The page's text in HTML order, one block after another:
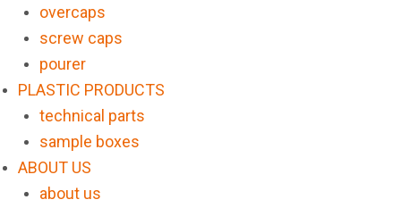
overcaps
screw caps
pourer
PLASTIC PRODUCTS
technical parts
sample boxes
ABOUT US
about us